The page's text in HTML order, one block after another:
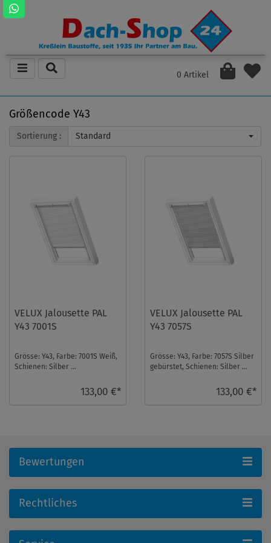
0 Artikel
Größencode Y43
Sortierung : Standard
VELUX Jalousette PAL
Y43 7001S
Grösse: Y43, Farbe: 7001S Weiß,
Schienen: Silber ...
133,00 €*
VELUX Jalousette PAL
Y43 7057S
Grösse: Y43, Farbe: 7057S Silber
gebürstet, Schienen: Silber ...
133,00 €*
Bewertungen
Rechtliches